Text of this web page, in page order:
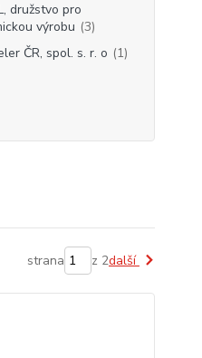
družstvo pro
výrobu (3)
ČR, spol. s. r. o (1)
strana z 2další